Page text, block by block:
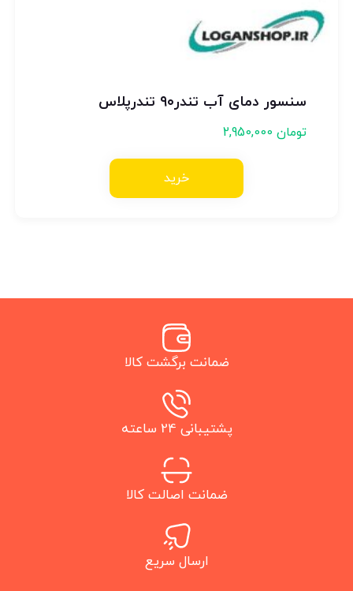
سنسور دمای آب تندر۹۰ تندرپلاس
تومان2,950,000
خرید
ضمانت برگشت کالا
پشتیبانی 24 ساعته
ضمانت اصالت کالا
ارسال سریع